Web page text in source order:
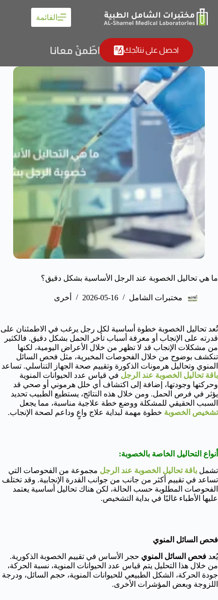
القائمة
احصل على نتائجك
ما هي تحاليل الخصوبة عند الرجل الأساسية بشكل دقيق؟
مختبرات الشامل 2026-05-16 أخرى
تُعد تحاليل الخصوبة خطوة أساسية لكل رجل يرغب في الاطمئنان على
قدرته على الإنجاب أو معرفة أسباب تأخر الحمل بشكل دقيق. فالكثير
من مشكلات الإنجاب قد لا تظهر من خلال الأعراض اليومية، لكنها
تنكشف بوضوح من خلال الفحوصات المخبرية، مثل فحص السائل
المنوي وتحاليل هرمونات الذكورة وتقييم صحة الجهاز التناسلي. تساعد
باقة تحاليل الخصوبة عند الرجل في قياس عدد الحيوانات المنوية
وحركتها وجودتها، إضافة إلى اكتشاف أي خلل هرموني أو صحي قد
يؤثر في فرص الحمل. ومن خلال هذه النتائج، يستطيع الطبيب تحديد
السبب الحقيقي للمشكلة ووضع خطة علاجية مناسبة، مما يجعل
تشخيص الخصوبة خطوة مهمة لبداية علاج واعٍ وداعم لصحة الإنجاب.
أنواع التحاليل الخاصة بالخصوبة:
تشمل باقة تحاليل الخصوبة عند الرجل مجموعة من الفحوصات التي
تساعد في تقييم أكثر من جانب من جوانب القدرة الإنجابية. وقد تختلف
الفحوصات المطلوبة حسب الحالة، لكن هناك تحاليل أساسية يعتمد
عليها الأطباء غالبًا في بداية التشخيص.
فحص السائل المنوي
يُعد فحص السائل المنوي حجر الأساس في تقييم الخصوبة الذكورية.
من خلال هذا التحليل يتم قياس عدد الحيوانات المنوية، نسبة الحركة،
جودة الحركة، الشكل الطبيعي للحيوانات المنوية، حجم السائل، ودرجة
اللزوجة وبعض المؤشرات الأخرى.